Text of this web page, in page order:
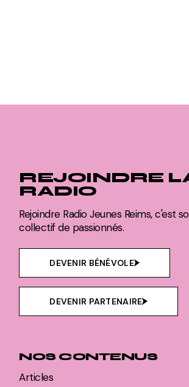
REJOINDRE
RADIO
Rejoindre Radio Jeunes Reims, c'est
collectif de passionnés.
DEVENIR BÉNÉVOLE
DEVENIR PARTENAIRE
NOS CONTENUS
Articles